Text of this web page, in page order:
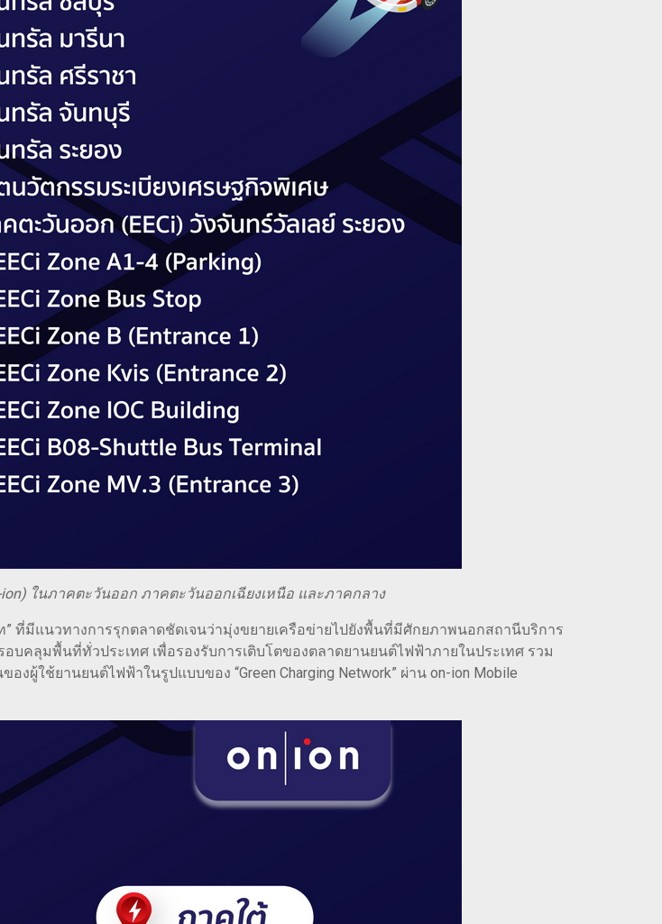
ในภาคตะวันออก ภาคตะวันออกเฉียงเหนือ และภาคกลาง
ที่มีแนวทางการรุกตลาดชัดเจนว่ามุ่งขยายเครือข่ายไปยังพื้นที่มีศักยภาพนอกสถานีบริการ
บคลุมพื้นที่ทั่วประเทศ เพื่อรองรับการเติบโตของตลาดยานยนต์ไฟฟ้าภายในประเทศ รวม
ผู้ใช้ยานยนต์ไฟฟ้าในรูปแบบของ “Green Charging Network” ผ่าน on-ion Mobile